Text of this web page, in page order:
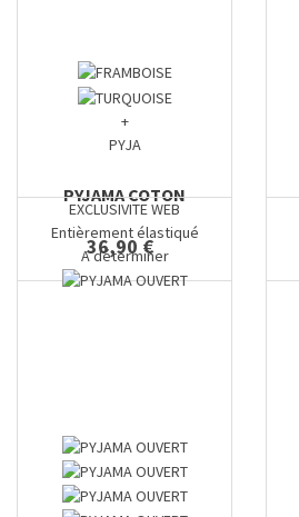
+
PYJA
PYJAMA COTON
36,90 €
EXCLUSIVITE WEB
Entièrement élastiqué
A déterminer